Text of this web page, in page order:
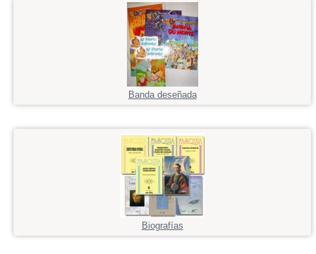
Banda deseñada
Biografías